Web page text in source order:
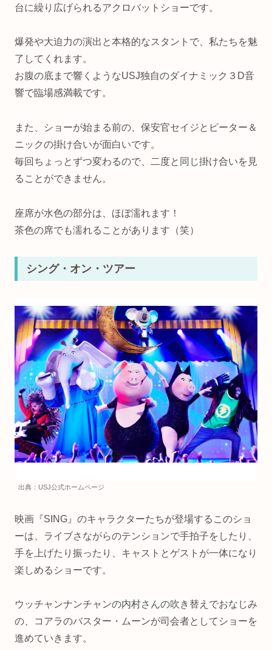
台に繰り広げられるアクロバットショーです。
爆発や大迫力の演出と本格的なスタントで、私たちを魅
了してくれます。
お腹の底まで響くようなUSJ独自のダイナミック３D音
響で臨場感満載です。
また、ショーが始まる前の、保安官セイジとピーター＆
ニックの掛け合いが面白いです。
毎回ちょっとずつ変わるので、二度と同じ掛け合いを見
ることができません。
座席が水色の部分は、ほぼ濡れます！
茶色の席でも濡れることがあります（笑）
シング・オン・ツアー
出典：USJ公式ホームページ
映画『SING』のキャラクターたちが登場するこのショ
ーは、ライブさながらのテンションで手拍子をしたり、
手を上げたり振ったり、キャストとゲストが一体になり
楽しめるショーです。
ウッチャンナンチャンの内村さんの吹き替えでおなじみ
の、コアラのバスター・ムーンが司会者としてショーを
進めていきます。